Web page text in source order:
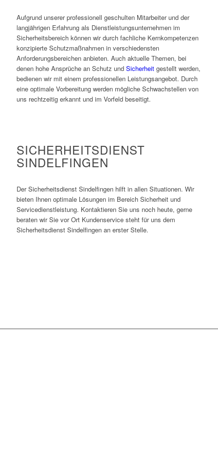
Aufgrund unserer professionell geschulten Mitarbeiter und der
langjährigen Erfahrung als Dienstleistungsunternehmen im
Sicherheitsbereich können wir durch fachliche Kernkompetenzen
konzipierte Schutzmaßnahmen in verschiedensten
Anforderungsbereichen anbieten. Auch aktuelle Themen, bei
denen hohe Ansprüche an Schutz und Sicherheit gestellt werden,
bedienen wir mit einem professionellen Leistungsangebot. Durch
eine optimale Vorbereitung werden mögliche Schwachstellen von
uns rechtzeitig erkannt und im Vorfeld beseitigt.
SICHERHEITSDIENST
SINDELFINGEN
Der Sicherheitsdienst Sindelfingen hilft in allen Situationen. Wir
bieten Ihnen optimale Lösungen im Bereich Sicherheit und
Servicedienstleistung. Kontaktieren Sie uns noch heute, gerne
beraten wir Sie vor Ort Kundenservice steht für uns dem
Sicherheitsdienst Sindelfingen an erster Stelle.